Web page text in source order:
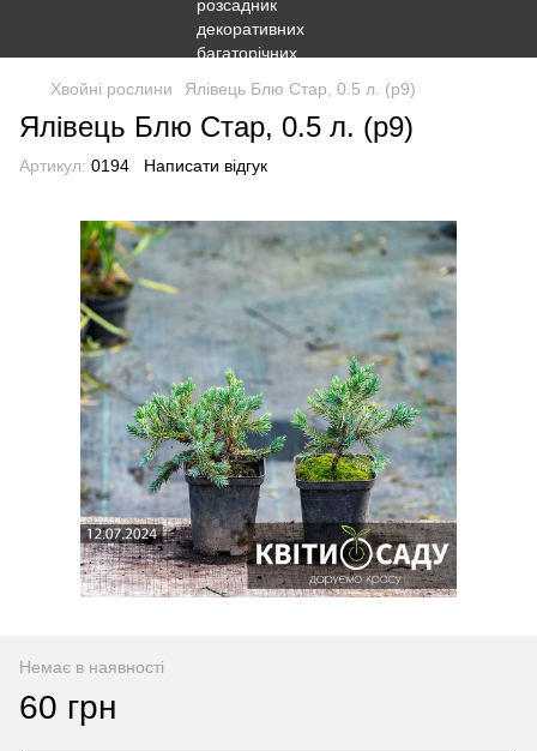
Хвойні рослини Ялівець Блю Стар, 0.5 л. (p9)
Ялівець Блю Стар, 0.5 л. (p9)
Артикул: 0194 Написати відгук
Немає в наявності
60 грн